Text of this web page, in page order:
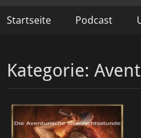
Primäres
Inhalt
Startseite Podcast
Kategorie: